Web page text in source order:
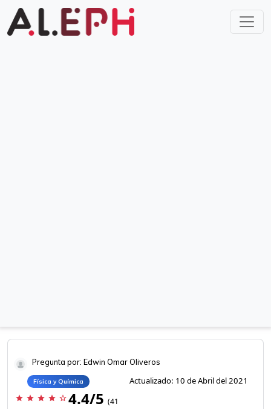
Pregunta por: Edwin Omar Oliveros
Física y Química Actualizado: 10 de Abril del 2021
star star star star star_border 4.4/5 (41